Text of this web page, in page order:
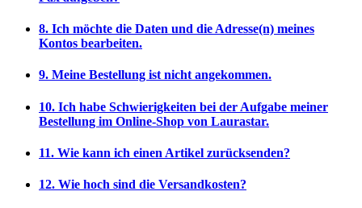
8. Ich möchte die Daten und die Adresse(n) meines
Kontos bearbeiten.
9. Meine Bestellung ist nicht angekommen.
10. Ich habe Schwierigkeiten bei der Aufgabe meiner
Bestellung im Online-Shop von Laurastar.
11. Wie kann ich einen Artikel zurücksenden?
12. Wie hoch sind die Versandkosten?